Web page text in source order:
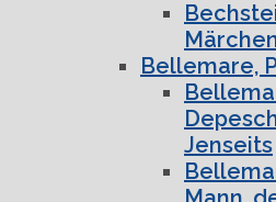
Bellemare,
Jenseits